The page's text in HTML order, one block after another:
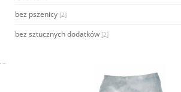
bez pszenicy [2]
bez sztucznych dodatków [2]